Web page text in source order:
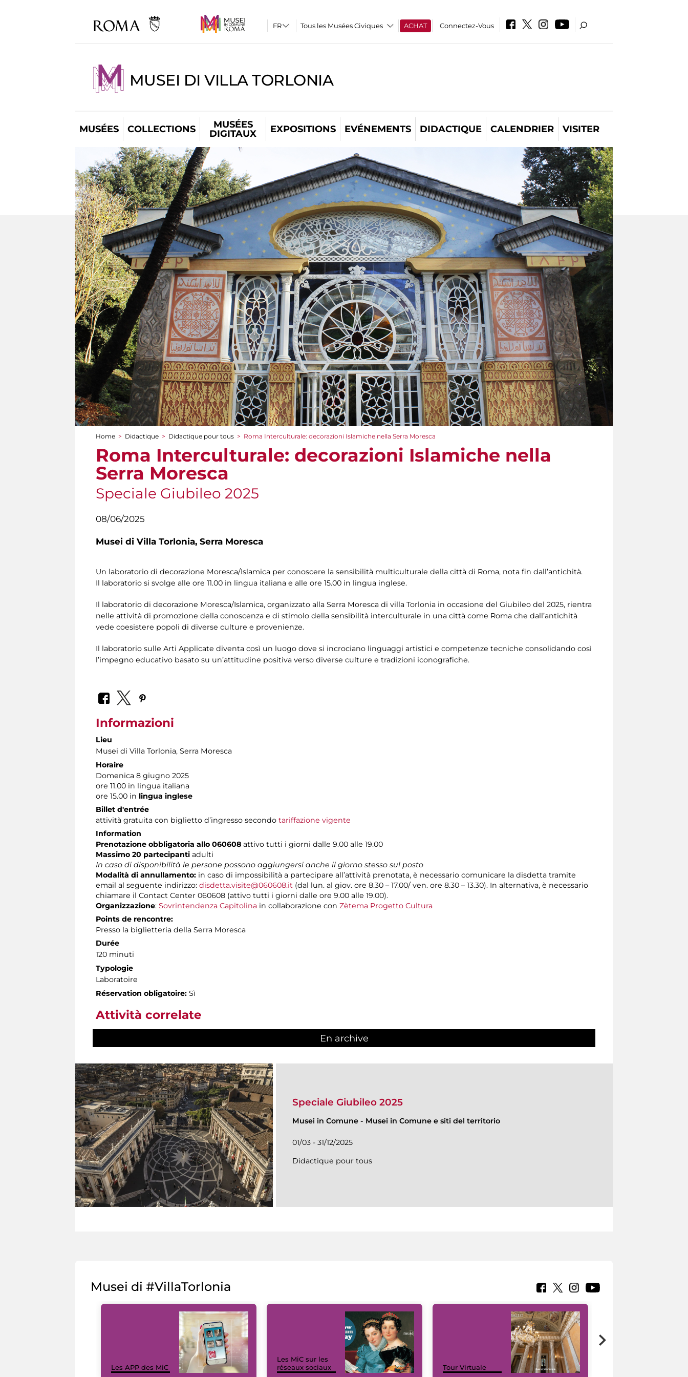
Tous les Musées Civiques ACHAT Connectez-Vous
MUSEI DI VILLA TORLONIA
MUSÉES COLLECTIONS
MUSÉES
DIGITAUX
EXPOSITIONS EVÉNEMENTS DIDACTIQUE CALENDRIER VISITER
You are here
Home > Didactique > Didactique pour tous > Roma Interculturale: decorazioni Islamiche nella Serra Moresca
Roma Interculturale: decorazioni Islamiche nella
Serra Moresca
Speciale Giubileo 2025
08/06/2025
Musei di Villa Torlonia, Serra Moresca
Un laboratorio di decorazione Moresca/Islamica per conoscere la sensibilità multiculturale della città di Roma, nota fin dall’antichità.
Il laboratorio si svolge alle ore 11.00 in lingua italiana e alle ore 15.00 in lingua inglese.
Il laboratorio di decorazione Moresca/Islamica, organizzato alla Serra Moresca di villa Torlonia in occasione del Giubileo del 2025, rientra
nelle attività di promozione della conoscenza e di stimolo della sensibilità interculturale in una città come Roma che dall’antichità
vede coesistere popoli di diverse culture e provenienze.
Il laboratorio sulle Arti Applicate diventa così un luogo dove si incrociano linguaggi artistici e competenze tecniche consolidando così
l’impegno educativo basato su un’attitudine positiva verso diverse culture e tradizioni iconografiche.
Informazioni
Lieu
Musei di Villa Torlonia, Serra Moresca
Horaire
Domenica 8 giugno 2025
ore 11.00 in lingua italiana
ore 15.00 in lingua inglese
Billet d'entrée
attività gratuita con biglietto d’ingresso secondo tariffazione vigente
Information
Prenotazione obbligatoria allo 060608 attivo tutti i giorni dalle 9.00 alle 19.00
Massimo 20 partecipanti adulti
In caso di disponibilità le persone possono aggiungersi anche il giorno stesso sul posto
Modalità di annullamento: in caso di impossibilità a partecipare all’attività prenotata, è necessario comunicare la disdetta tramite
email al seguente indirizzo: disdetta.visite@060608.it (dal lun. al giov. ore 8.30 – 17.00/ ven. ore 8.30 – 13.30). In alternativa, è necessario
chiamare il Contact Center 060608 (attivo tutti i giorni dalle ore 9.00 alle 19.00).
Organizzazione: Sovrintendenza Capitolina in collaborazione con Zètema Progetto Cultura
Points de rencontre:
Presso la biglietteria della Serra Moresca
Durée
120 minuti
Typologie
Laboratoire
Réservation obligatoire: Sì
Attività correlate
En archive
Speciale Giubileo 2025
Musei in Comune - Musei in Comune e siti del territorio
01/03 - 31/12/2025
Didactique pour tous
Musei di #VillaTorlonia
Les APP des MiC
Les MiC sur les
réseaux sociaux
Tour Virtuale